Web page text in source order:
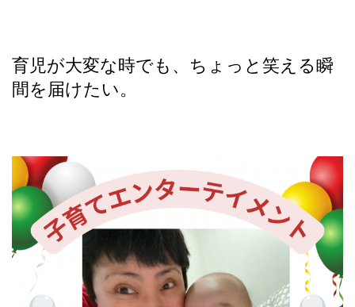
育児が大変な時でも、ちょっと笑える瞬
間を届けたい。